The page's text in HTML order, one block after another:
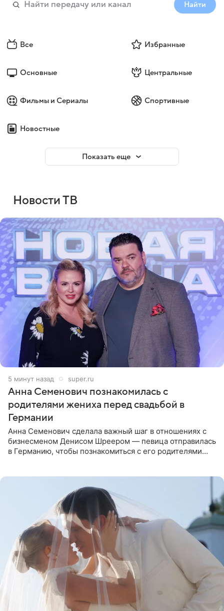
Найти
Все Избранные
Основные Центральные
Фильмы и Сериалы Спортивные
Новостные
Показать еще
Новости ТВ
5 минут назад super.ru
Анна Семенович познакомилась с
родителями жениха перед свадьбой в
Германии
Анна Семенович сделала важный шаг в отношениях с
бизнесменом Денисом Шреером — певица отправилась
в Германию, чтобы познакомиться с его родителями